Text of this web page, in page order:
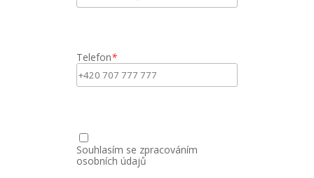
Telefon*
Souhlasím se zpracováním
osobních údajů